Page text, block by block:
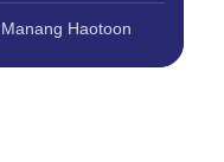
Haotoon